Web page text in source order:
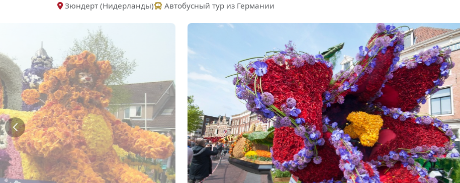
Зюндерт (Нидерланды) Автобусный тур из Германии